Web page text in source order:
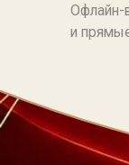
и прямые